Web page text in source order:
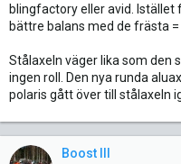
blingfactory eller avid.
bättre balans med de frästa
Stålaxeln väger lika som den
ingen roll. Den nya runda
polaris gått över till stålaxeln
Boost III